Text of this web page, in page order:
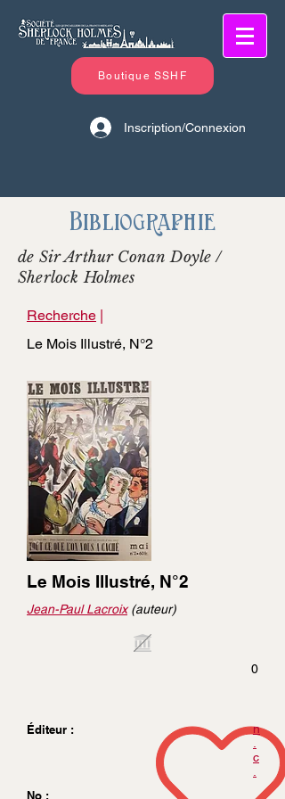
Boutique SSHF
Inscription/Connexion
Bibliographie
de Sir Arthur Conan Doyle /
Sherlock Holmes
Recherche |
Le Mois Illustré, N°2
Le Mois Illustré, N°2
Jean-Paul Lacroix(auteur)
0
Éditeur :
n
c
No :